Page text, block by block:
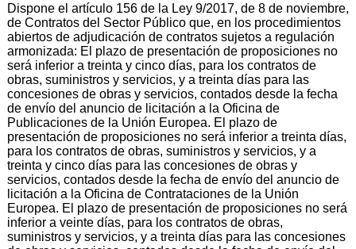
Dispone el artículo 156 de la Ley 9/2017, de 8 de noviembre,
de Contratos del Sector Público que, en los procedimientos
abiertos de adjudicación de contratos sujetos a regulación
armonizada: El plazo de presentación de proposiciones no
será inferior a treinta y cinco días, para los contratos de
obras, suministros y servicios, y a treinta días para las
concesiones de obras y servicios, contados desde la fecha
de envío del anuncio de licitación a la Oficina de
Publicaciones de la Unión Europea. El plazo de
presentación de proposiciones no será inferior a treinta días,
para los contratos de obras, suministros y servicios, y a
treinta y cinco días para las concesiones de obras y
servicios, contados desde la fecha de envío del anuncio de
licitación a la Oficina de Contrataciones de la Unión
Europea. El plazo de presentación de proposiciones no será
inferior a veinte días, para los contratos de obras,
suministros y servicios, y a treinta días para las concesiones